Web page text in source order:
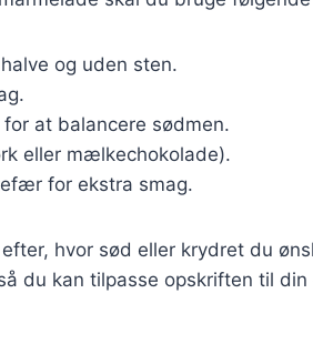
og uden sten.
at balancere sødmen.
eller mælkechokolade).
for ekstra smag.
hvor sød eller krydret du
du kan tilpasse opskriften til din